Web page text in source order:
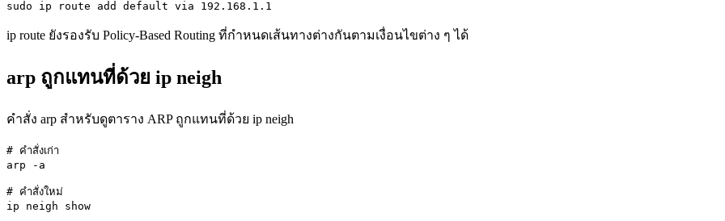
sudo ip route add default via 192.168.1.1
ip route ยังรองรับ Policy-Based Routing ที่กำหนดเส้นทางต่างกันตามเงื่อนไขต่าง ๆ ได้
arp ถูกแทนที่ด้วย ip neigh
คำสั่ง arp สำหรับดูตาราง ARP ถูกแทนที่ด้วย ip neigh
# คำสั่งเก่า
arp -a
# คำสั่งใหม่
ip neigh show